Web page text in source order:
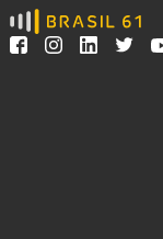
Ver todas as notícias
Podcasts